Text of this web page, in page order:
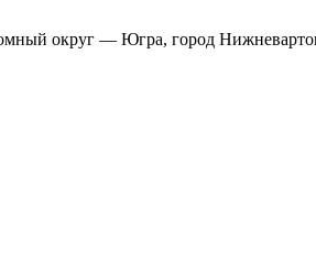
округ — Югра, город